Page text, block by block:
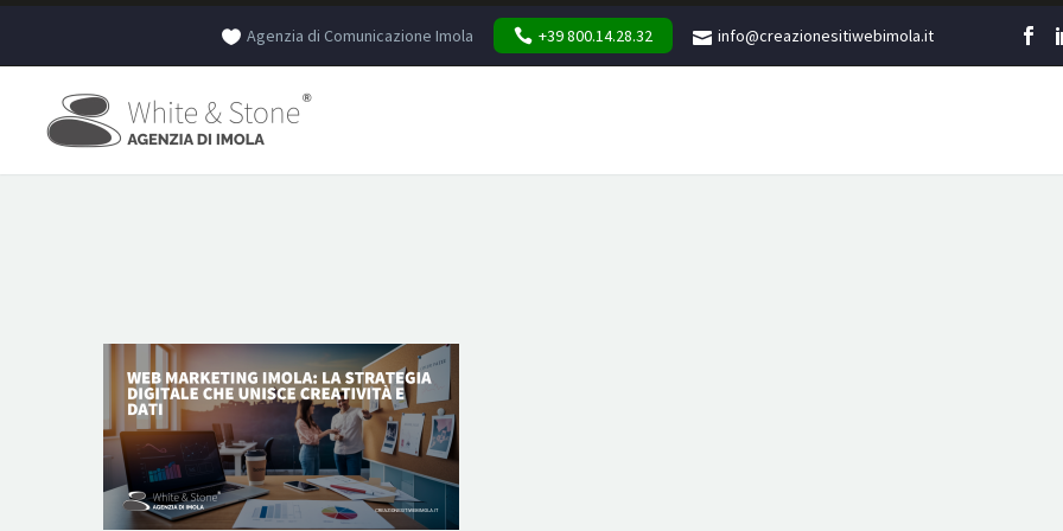
Agenzia di Comunicazione Imola +39 800.14.28.32 info@creazionesitiwebimola.it